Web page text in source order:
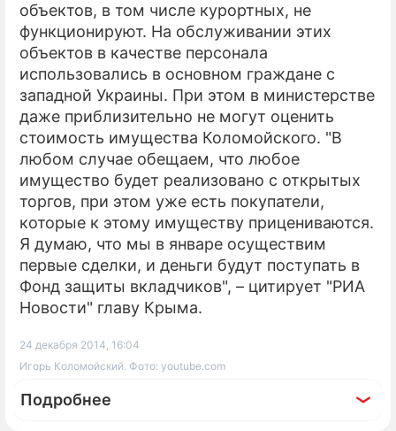
объектов, в том числе курортных, не
функционируют. На обслуживании этих
объектов в качестве персонала
использовались в основном граждане с
западной Украины. При этом в министерстве
даже приблизительно не могут оценить
стоимость имущества Коломойского. "В
любом случае обещаем, что любое
имущество будет реализовано с открытых
торгов, при этом уже есть покупатели,
которые к этому имуществу прицениваются.
Я думаю, что мы в январе осуществим
первые сделки, и деньги будут поступать в
Фонд защиты вкладчиков", – цитирует "РИА
Новости" главу Крыма.
24 декабря 2014, 16:04
Игорь Коломойский. Фото: youtube.com
Подробнее